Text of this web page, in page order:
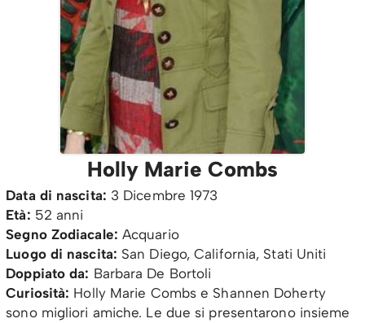
Holly Marie Combs
Data di nascita: 3 Dicembre 1973
Età: 52 anni
Segno Zodiacale: Acquario
Luogo di nascita: San Diego, California, Stati Uniti
Doppiato da: Barbara De Bortoli
Curiosità: Holly Marie Combs e Shannen Doherty
sono migliori amiche. Le due si presentarono insieme